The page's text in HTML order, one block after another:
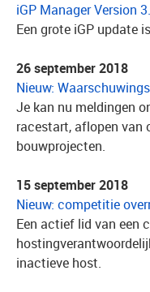
iGP Manager Version
Een grote iGP update
26 september 2018
Nieuw:
Je kan nu meldingen
racestart, aflopen van
bouwprojecten.
15 september 2018
Nieuw: competitie
Een actief lid van een
inactieve host.